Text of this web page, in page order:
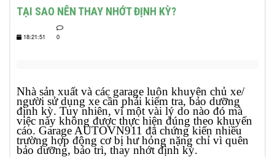
TẠI SAO NÊN THAY NHỚT ĐỊNH KỲ?
18:21:51 0
Nhà sản xuất và các garage luôn khuyên chủ xe/
người sử dụng xe cần phải kiểm tra, bảo dưỡng
định kỳ. Tuy nhiên, vì một vài lý do nào đó mà
việc này không được thực hiện đúng theo khuyến
cáo. Garage AUTOVN911 đã chứng kiến nhiều
trường hợp động cơ bị hư hỏng nặng chỉ vì quên
bảo dưỡng, bảo trì, thay nhớt định kỳ.